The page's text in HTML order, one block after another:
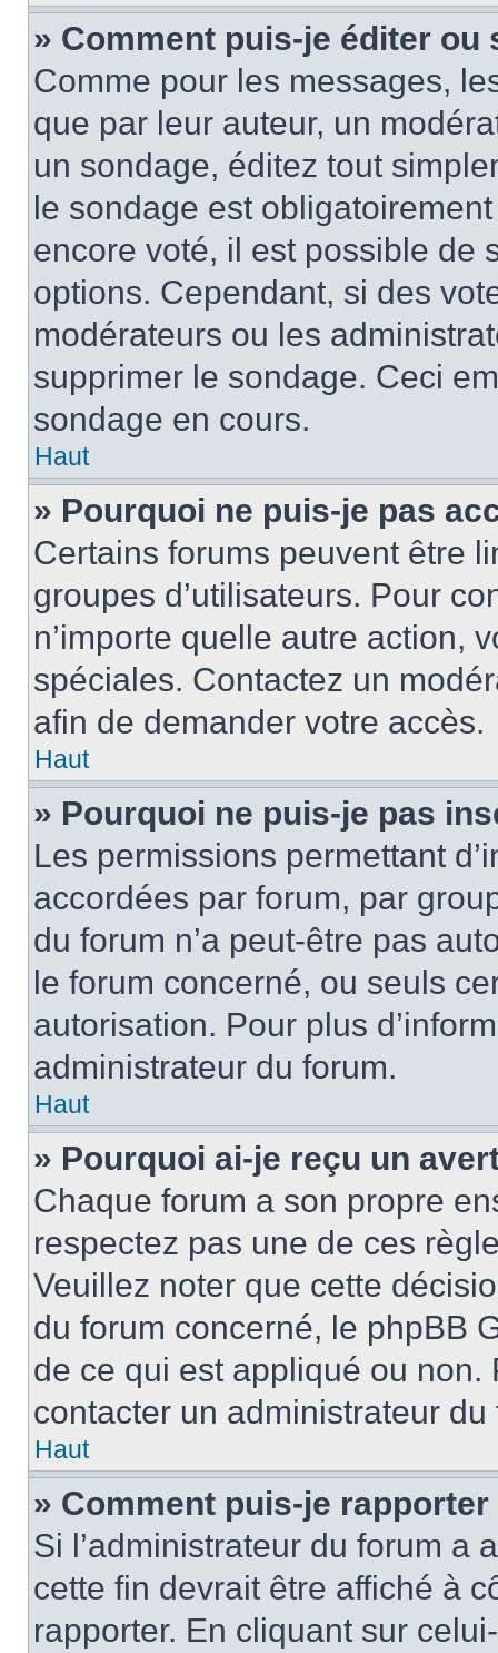
» Comment puis-je éditer ou
Comme pour les messages,
que par leur auteur, un
un sondage, éditez tout
le sondage est
encore voté, il est possible de
options. Cependant, si des
modérateurs ou les
supprimer le sondage. Ceci
sondage en cours.
Haut
» Pourquoi ne puis-je pas
Certains forums peuvent être
groupes d’utilisateurs. Pour
n’importe quelle autre action,
spéciales. Contactez un
afin de demander votre accès.
Haut
» Pourquoi ne puis-je pas
Les permissions permettant
accordées par forum, par
du forum n’a peut-être pas
le forum concerné, ou seuls
autorisation. Pour plus
administrateur du forum.
Haut
» Pourquoi ai-je reçu un
Chaque forum a son propre
respectez pas une de ces
Veuillez noter que cette
du forum concerné, le phpBB
de ce qui est appliqué ou non.
contacter un administrateur du
Haut
» Comment puis-je
Si l’administrateur du forum a
cette fin devrait être affiché à
rapporter. En cliquant sur